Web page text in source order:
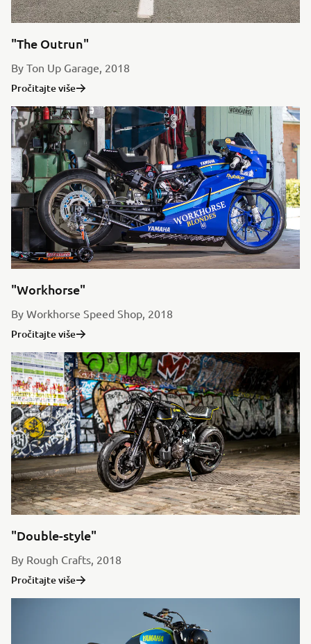
"The Outrun"
By Ton Up Garage, 2018
Pročitajte više
"Workhorse"
By Workhorse Speed Shop, 2018
Pročitajte više
"Double-style"
By Rough Crafts, 2018
Pročitajte više